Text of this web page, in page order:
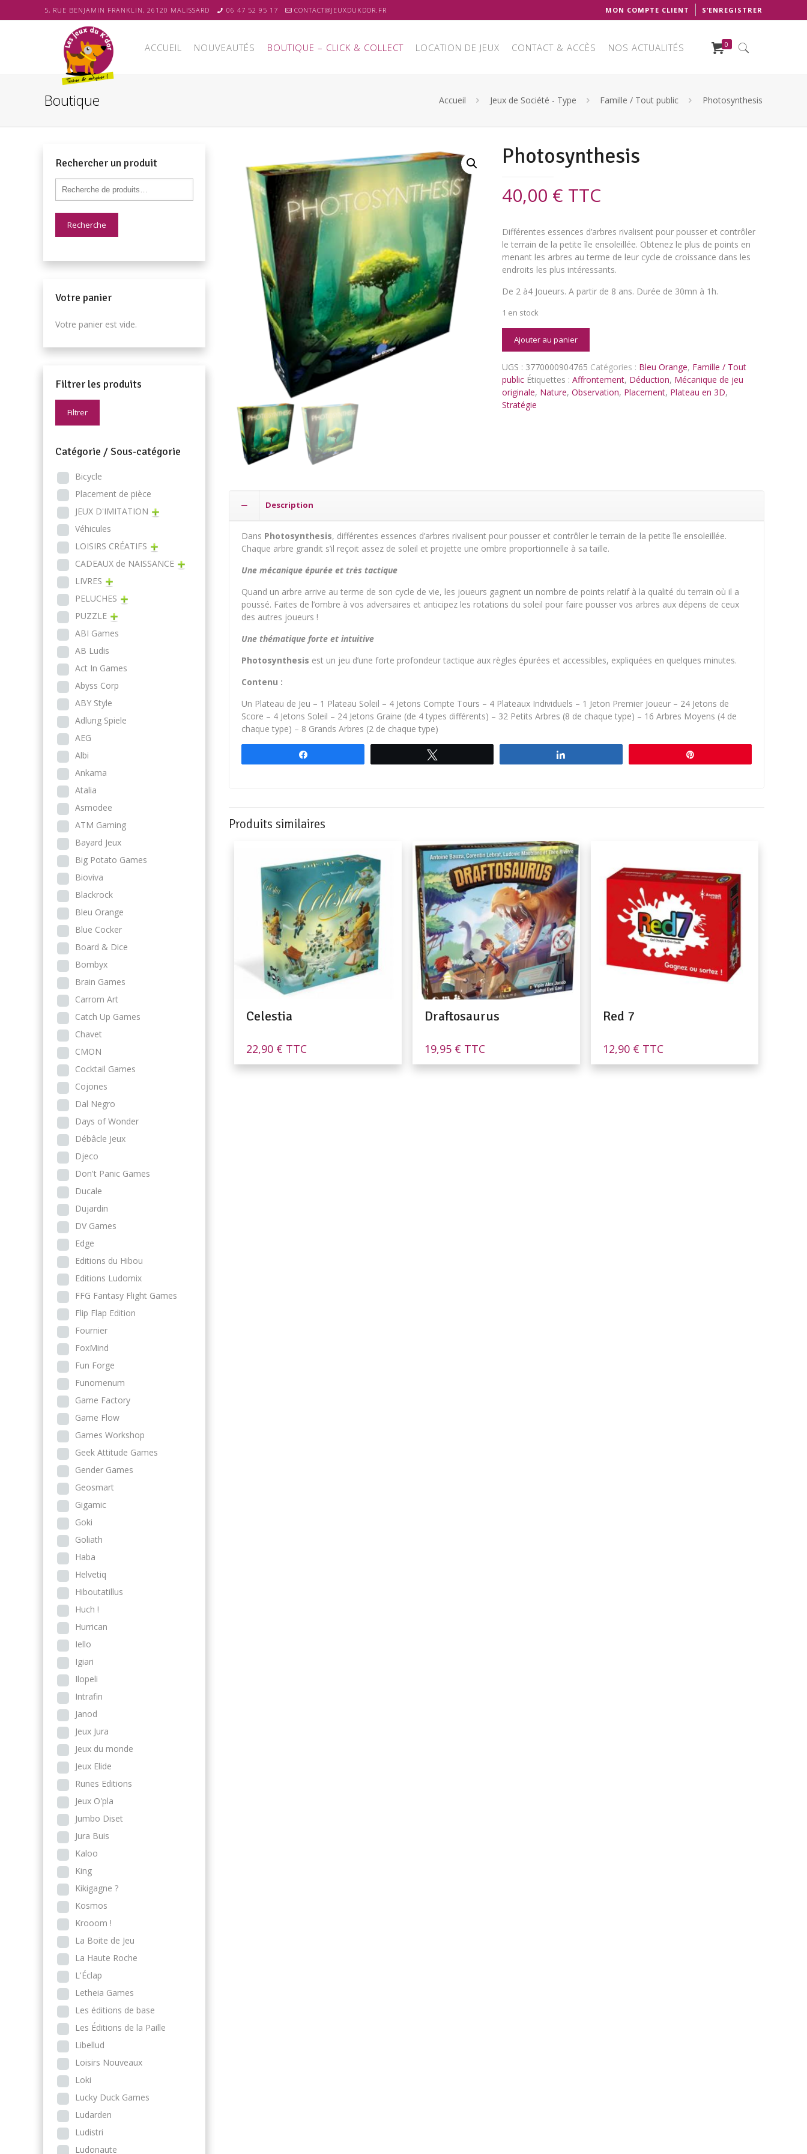
5, RUE BENJAMIN FRANKLIN, 26120 MALISSARD 06 47 52 95 17 CONTACT@JEUXDUKDOR.FR MON COMPTE CLIENT S’ENREGISTRER
ACCUEIL NOUVEAUTÉS BOUTIQUE – CLICK & COLLECT LOCATION DE JEUX CONTACT & ACCÈS NOS ACTUALITÉS 0
Boutique Accueil Jeux de Société - Type Famille / Tout public Photosynthesis
Photosynthesis
40,00 € TTC
Différentes essences d’arbres rivalisent pour pousser et contrôler
le terrain de la petite île ensoleillée. Obtenez le plus de points en
menant les arbres au terme de leur cycle de croissance dans les
endroits les plus intéressants.
De 2 à4 Joueurs. A partir de 8 ans. Durée de 30mn à 1h.
1 en stock
Ajouter au panier
UGS : 3770000904765 Catégories : Bleu Orange, Famille / Tout
public Étiquettes : Affrontement, Déduction, Mécanique de jeu
originale, Nature, Observation, Placement, Plateau en 3D,
Stratégie
Description
Dans Photosynthesis, différentes essences d’arbres rivalisent pour pousser et contrôler le terrain de la petite île ensoleillée.
Chaque arbre grandit s’il reçoit assez de soleil et projette une ombre proportionnelle à sa taille.
Une mécanique épurée et très tactique
Quand un arbre arrive au terme de son cycle de vie, les joueurs gagnent un nombre de points relatif à la qualité du terrain où il a
poussé. Faites de l’ombre à vos adversaires et anticipez les rotations du soleil pour faire pousser vos arbres aux dépens de ceux
des autres joueurs !
Une thématique forte et intuitive
Photosynthesis est un jeu d’une forte profondeur tactique aux règles épurées et accessibles, expliquées en quelques minutes.
Contenu :
Un Plateau de Jeu – 1 Plateau Soleil – 4 Jetons Compte Tours – 4 Plateaux Individuels – 1 Jeton Premier Joueur – 24 Jetons de
Score – 4 Jetons Soleil – 24 Jetons Graine (de 4 types différents) – 32 Petits Arbres (8 de chaque type) – 16 Arbres Moyens (4 de
chaque type) – 8 Grands Arbres (2 de chaque type)
Produits similaires
Celestia
22,90 € TTC
Draftosaurus
19,95 € TTC
Red 7
12,90 € TTC
Rechercher un produit
Recherche
Votre panier
Votre panier est vide.
Filtrer les produits
Filtrer
Catégorie / Sous-catégorie
Bicycle
Placement de pièce
JEUX D'IMITATION
Véhicules
LOISIRS CRÉATIFS
CADEAUX de NAISSANCE
LIVRES
PELUCHES
PUZZLE
ABI Games
AB Ludis
Act In Games
Abyss Corp
ABY Style
Adlung Spiele
AEG
Albi
Ankama
Atalia
Asmodee
ATM Gaming
Bayard Jeux
Big Potato Games
Bioviva
Blackrock
Bleu Orange
Blue Cocker
Board & Dice
Bombyx
Brain Games
Carrom Art
Catch Up Games
Chavet
CMON
Cocktail Games
Cojones
Dal Negro
Days of Wonder
Débâcle Jeux
Djeco
Don't Panic Games
Ducale
Dujardin
DV Games
Edge
Editions du Hibou
Editions Ludomix
FFG Fantasy Flight Games
Flip Flap Edition
Fournier
FoxMind
Fun Forge
Funomenum
Game Factory
Game Flow
Games Workshop
Geek Attitude Games
Gender Games
Geosmart
Gigamic
Goki
Goliath
Haba
Helvetiq
Hiboutatillus
Huch !
Hurrican
Iello
Igiari
Ilopeli
Intrafin
Janod
Jeux Jura
Jeux du monde
Jeux Elide
Runes Editions
Jeux O'pla
Jumbo Diset
Jura Buis
Kaloo
King
Kikigagne ?
Kosmos
Krooom !
La Boite de Jeu
La Haute Roche
L'Éclap
Letheia Games
Les éditions de base
Les Éditions de la Paille
Libellud
Loisirs Nouveaux
Loki
Lucky Duck Games
Ludarden
Ludistri
Ludonaute